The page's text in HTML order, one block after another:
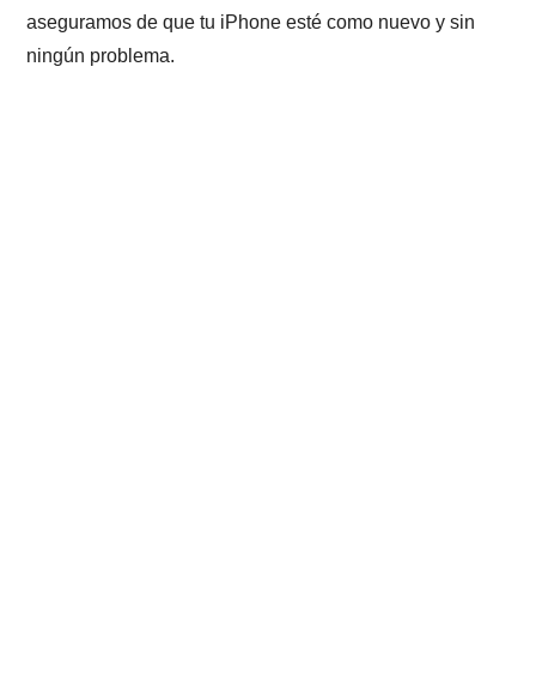
aseguramos de que tu iPhone esté como nuevo y sin
ningún problema.